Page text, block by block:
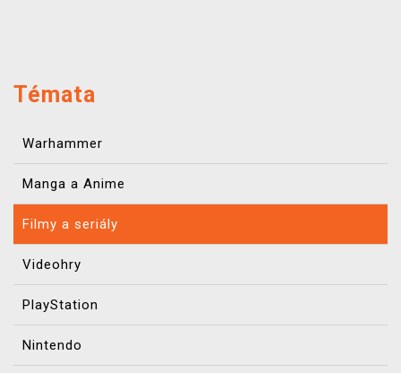
Témata
Warhammer
Manga a Anime
Filmy a seriály
Videohry
PlayStation
Nintendo